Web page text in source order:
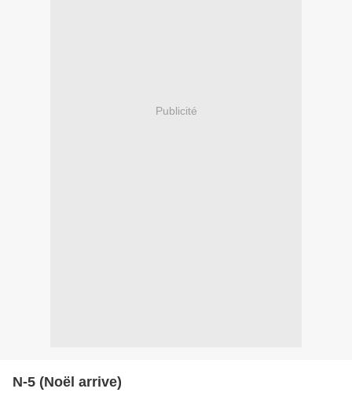
Publicité
N-5 (Noël arrive)